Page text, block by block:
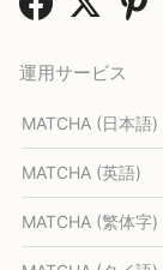
運用サービス
MATCHA (日本語)
MATCHA (英語)
MATCHA (繁体字)